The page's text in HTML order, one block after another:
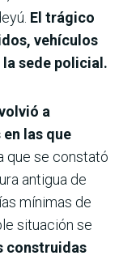
El trágico
vehículos
sede policial.
a
las que
que se constató
antigua de
mínimas de
situación se
construidas